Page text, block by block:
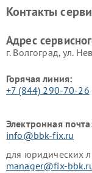
Ремонт винных
Контакты
Адрес
г. Волгоград, ул.
Горячая линия:
+7 (844) 290-70-26
Электронная
info@bbk-fix.ru
для юридических
manager@fix-